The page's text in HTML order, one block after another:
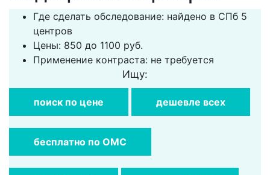
Где сделать обследование: найдено в СПб 5
центров
Цены: 850 до 1100 руб.
Применение контраста: не требуется
Ищу:
поиск по цене дешевле всех
бесплатно по ОМС